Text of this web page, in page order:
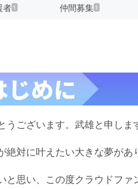
者 1 仲間募集 1
ございます。武雄と申しま
対に叶えたい大きな夢があ
思い、この度クラウドファ